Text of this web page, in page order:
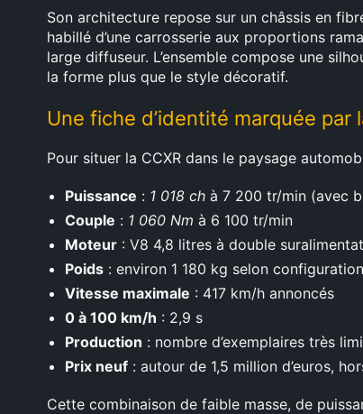
Son architecture repose sur un châssis en
habillé d’une carrosserie aux proportions
large diffuseur. L’ensemble compose une
la forme plus que le style décoratif.
Une fiche d’identité marquée par
Pour situer la CCXR dans le paysage
Puissance : 1 018 ch à 7 200 tr/min (avec
Couple : 1 060 Nm à 6 100 tr/min
Moteur : V8 4,8 litres à double
Poids : environ 1 180 kg selon configuration
Vitesse maximale : 417 km/h annoncés
0 à 100 km/h : 2,9 s
Production : nombre d’exemplaires très
Prix neuf : autour de 1,5 million d’euros,
Cette combinaison de faible masse, de